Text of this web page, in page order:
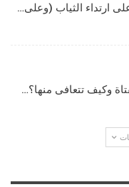
ارتداء الثياب (وعلى…
وكيف تتعافى منها؟…